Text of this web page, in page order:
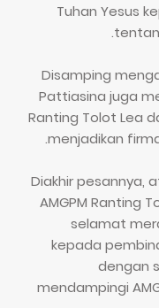
Tuhan Yesus
Disamping
Pattiasina juga
Ranting Tolot Lea
menjadikan
Diakhir pesannya,
AMGPM Ranting
selamat
kepada
dengan
mendampingi